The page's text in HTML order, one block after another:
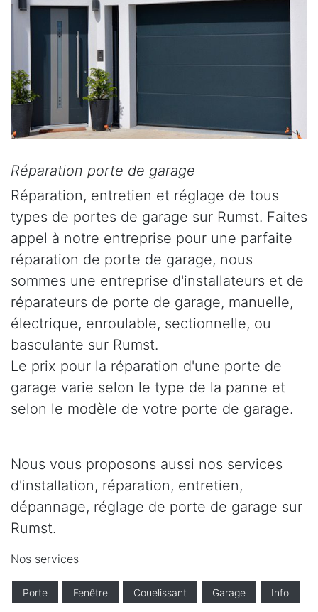
Réparation porte de garage
Réparation, entretien et réglage de tous
types de portes de garage sur Rumst. Faites
appel à notre entreprise pour une parfaite
réparation de porte de garage, nous
sommes une entreprise d'installateurs et de
réparateurs de porte de garage, manuelle,
électrique, enroulable, sectionnelle, ou
basculante sur Rumst.
Le prix pour la réparation d'une porte de
garage varie selon le type de la panne et
selon le modèle de votre porte de garage.
Nous vous proposons aussi nos services
d'installation, réparation, entretien,
dépannage, réglage de porte de garage sur
Rumst.
Nos services
Porte Fenêtre Couelissant Garage Info